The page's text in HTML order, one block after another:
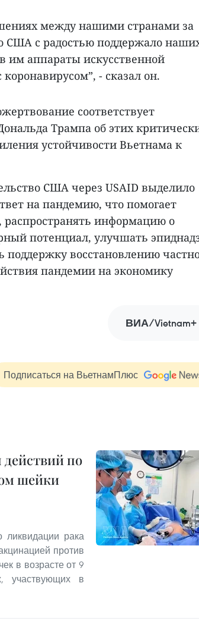
между нашими странами за
США с радостью поддержало
им аппараты искусственной
- сказал он.
соответствует
Трампа об этих
устойчивости Вьетнама к
США через USAID выделило
на пандемию, что помогает
информацию о
потенциал, улучшать
поддержку восстановлению
пандемии на экономику
ВИА/Vietnam+
Подписаться на ВьетнамПлюс
по
шейки
ликвидации рака
против
в возрасте от 9
участвующих в